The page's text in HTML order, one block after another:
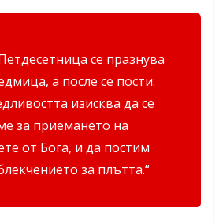
се празнува
а после се пости:
изисква да се
за приемането на
от Бога, и да постим
за плътта.“